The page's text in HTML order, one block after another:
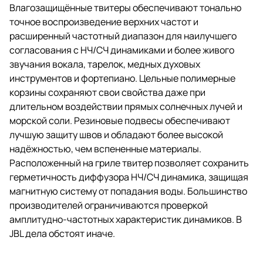
Влагозащищённые твитеры обеспечивают тонально
точное воспроизведение верхних частот и
расширенный частотный диапазон для наилучшего
согласования с НЧ/СЧ динамиками и более живого
звучания вокала, тарелок, медных духовых
инструментов и фортепиано. Цельные полимерные
корзины сохраняют свои свойства даже при
длительном воздействии прямых солнечных лучей и
морской соли. Резиновые подвесы обеспечивают
лучшую защиту швов и обладают более высокой
надёжностью, чем вспененные материалы.
Расположенный на гриле твитер позволяет сохранить
герметичность диффузора НЧ/СЧ динамика, защищая
магнитную систему от попадания воды. Большинство
производителей ограничиваются проверкой
амплитудно-частотных характеристик динамиков. В
JBL дела обстоят иначе.